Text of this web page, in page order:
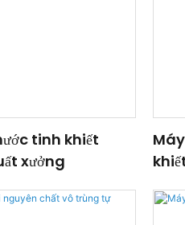
tinh khiết
xưởng